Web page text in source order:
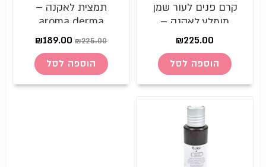
קרם פנים לעור שמן
מומלץ לאקנה –
Clearoface Cream
₪225.00
הוספה לסל
תמצית לאקנה –
aroma derma
₪225.00
₪189.00
הוספה לסל